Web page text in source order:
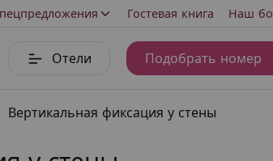
Гостевая книга Наш
Отели Подобрать номер
Вертикальная фиксация у стены